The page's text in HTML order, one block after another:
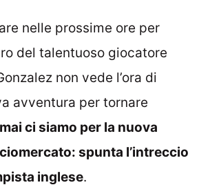
nelle prossime ore per
del talentuoso giocatore
non vede l’ora di
avventura per tornare
ci siamo per la nuova
spunta l’intreccio
inglese.